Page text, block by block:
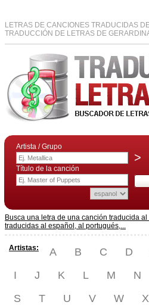
LETRAS DE CANCIONES TRADUCIDAS
TRADUCCIÓN DE LETRAS DE
Artista / Grupo
>
Título de la canción
Busca una letra de una canción traducida
traducidas al español, al portugués,...
Artistas: A B C D
I
J K L M N
S
T U V W X